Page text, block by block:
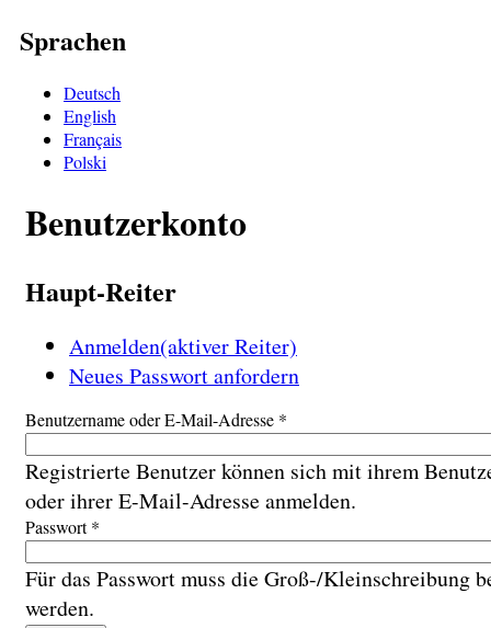
Sprachen
Deutsch
English
Français
Polski
Benutzerkonto
Haupt-Reiter
Anmelden(aktiver Reiter)
Neues Passwort anfordern
Benutzername oder E-Mail-Adresse *
Registrierte Benutzer können sich mit ihrem
oder ihrer E-Mail-Adresse anmelden.
Passwort*
Für das Passwort muss die Groß-/Kleinschreibung
werden.